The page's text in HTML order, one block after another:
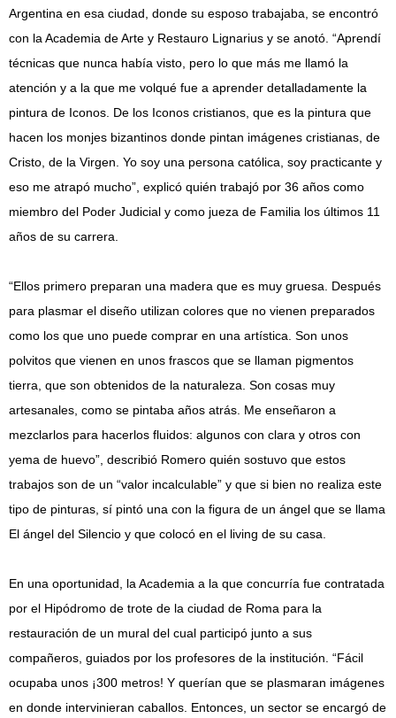
Argentina en esa ciudad, donde su esposo trabajaba, se encontró
con la Academia de Arte y Restauro Lignarius y se anotó. “Aprendí
técnicas que nunca había visto, pero lo que más me llamó la
atención y a la que me volqué fue a aprender detalladamente la
pintura de Iconos. De los Iconos cristianos, que es la pintura que
hacen los monjes bizantinos donde pintan imágenes cristianas, de
Cristo, de la Virgen. Yo soy una persona católica, soy practicante y
eso me atrapó mucho”, explicó quién trabajó por 36 años como
miembro del Poder Judicial y como jueza de Familia los últimos 11
años de su carrera.
“Ellos primero preparan una madera que es muy gruesa. Después
para plasmar el diseño utilizan colores que no vienen preparados
como los que uno puede comprar en una artística. Son unos
polvitos que vienen en unos frascos que se llaman pigmentos
tierra, que son obtenidos de la naturaleza. Son cosas muy
artesanales, como se pintaba años atrás. Me enseñaron a
mezclarlos para hacerlos fluidos: algunos con clara y otros con
yema de huevo”, describió Romero quién sostuvo que estos
trabajos son de un “valor incalculable” y que si bien no realiza este
tipo de pinturas, sí pintó una con la figura de un ángel que se llama
El ángel del Silencio y que colocó en el living de su casa.
En una oportunidad, la Academia a la que concurría fue contratada
por el Hipódromo de trote de la ciudad de Roma para la
restauración de un mural del cual participó junto a sus
compañeros, guiados por los profesores de la institución. “Fácil
ocupaba unos ¡300 metros! Y querían que se plasmaran imágenes
en donde intervinieran caballos. Entonces, un sector se encargó de